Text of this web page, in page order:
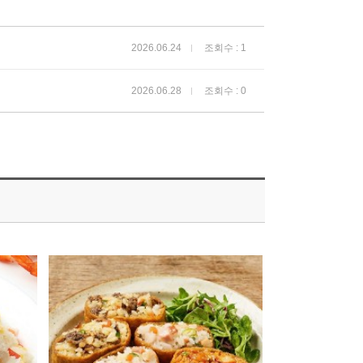
2026.06.24 조회수 : 1
2026.06.28 조회수 : 0